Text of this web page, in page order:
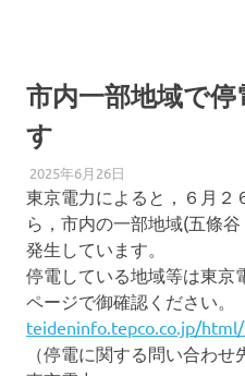
市内一部地域で
す
2025年6月26日
東京電力によると，６月２
ら，市内の一部地域(五條
発生しています。
停電している地域等は東京
ページで御確認ください。
teideninfo.tepco.co.jp/
（停電に関する問い合わせ